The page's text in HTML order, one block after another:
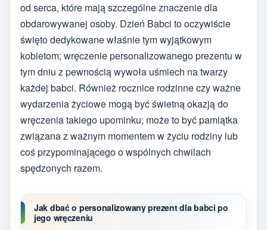
od serca, które mają szczególne znaczenie dla
obdarowywanej osoby. Dzień Babci to oczywiście
święto dedykowane właśnie tym wyjątkowym
kobietom; wręczenie personalizowanego prezentu w
tym dniu z pewnością wywoła uśmiech na twarzy
każdej babci. Również rocznice rodzinne czy ważne
wydarzenia życiowe mogą być świetną okazją do
wręczenia takiego upominku; może to być pamiątka
związana z ważnym momentem w życiu rodziny lub
coś przypominającego o wspólnych chwilach
spędzonych razem.
Jak dbać o personalizowany prezent dla babci po
jego wręczeniu